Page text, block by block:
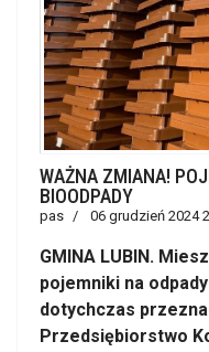
WAŻNA ZMIANA!
BIOODPADY
pas 06 grudzień 2024
GMINA LUBIN.
pojemniki na
dotychczas
Przedsiębiorstwo